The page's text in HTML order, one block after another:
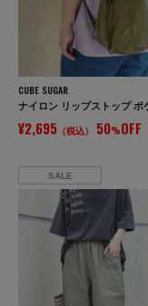
CUBE SUGAR
¥2,695 （税込） 50%OFF
SALE